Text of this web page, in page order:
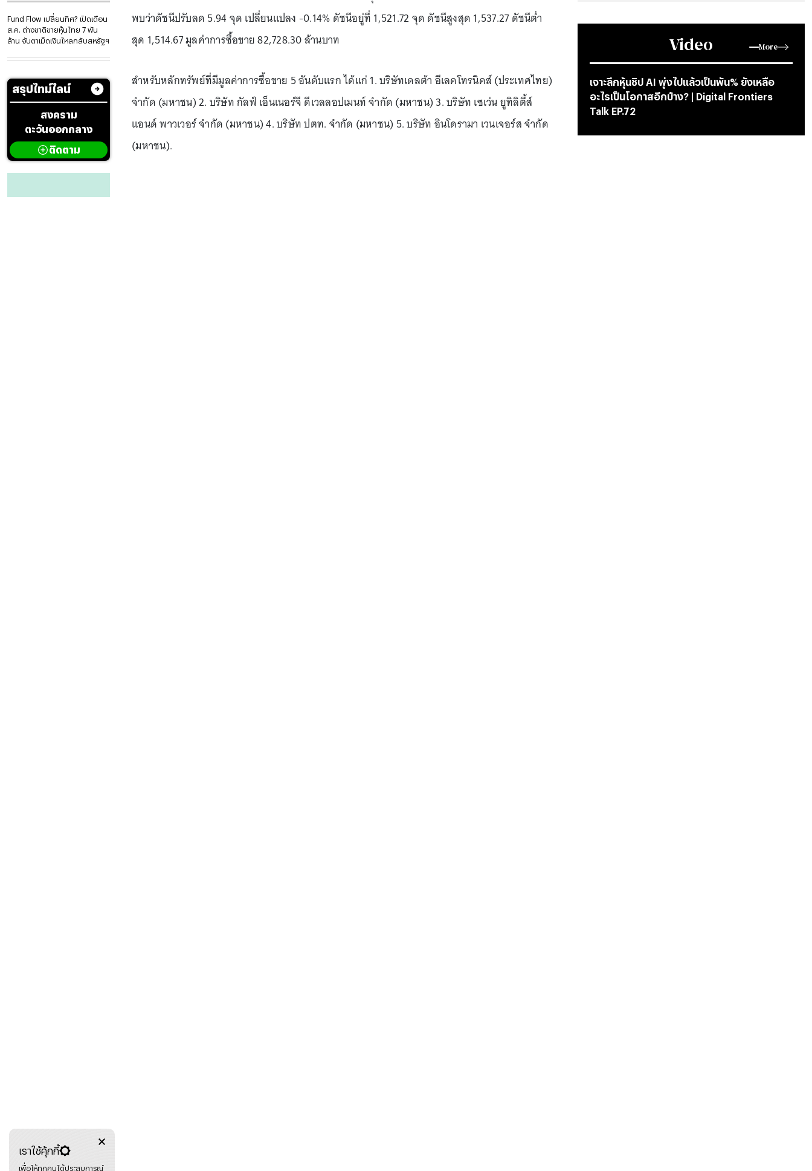
Video More
เจาะลึกหุ้นชิป AI พุ่งไปแล้วเป็นพัน% ยังเหลือ
อะไรเป็นโอกาสอีกบ้าง? | Digital Frontiers
Talk EP.72
Fund Flow เปลี่ยนทิศ? เปิดเดือน
ส.ค. ต่างชาติขายหุ้นไทย 7 พัน
ล้าน จับตาเม็ดเงินไหลกลับสหรัฐฯ
สรุปไทม์ไลน์
สงคราม
ตะวันออกกลาง
ติดตาม
พบว่าดัชนีปรับลด 5.94 จุด เปลี่ยนแปลง -0.14% ดัชนีอยู่ที่ 1,521.72 จุด ดัชนีสูงสุด 1,537.27 ดัชนีต่ำ
สุด 1,514.67 มูลค่าการซื้อขาย 82,728.30 ล้านบาท
สำหรับหลักทรัพย์ที่มีมูลค่าการซื้อขาย 5 อันดับแรก ได้แก่ 1. บริษัทเดลต้า อีเลคโทรนิคส์ (ประเทศไทย)
จำกัด (มหาชน) 2. บริษัท กัลฟ์ เอ็นเนอร์จี ดีเวลลอปเมนท์ จำกัด (มหาชน) 3. บริษัท เซเว่น ยูทิลิตี้ส์
แอนด์ พาวเวอร์ จำกัด (มหาชน) 4. บริษัท ปตท. จำกัด (มหาชน) 5. บริษัท อินโดรามา เวนเจอร์ส จำกัด
(มหาชน).
เราใช้คุ้กกี้
เพื่อให้ทุกคนได้ประสบการณ์